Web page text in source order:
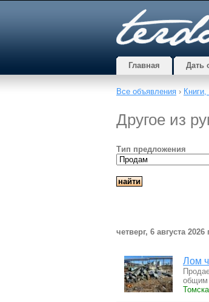
Главная Дать
Все объявления ›
Другое из
Тип предложения
четверг, 6 августа 2026
Лом
общим